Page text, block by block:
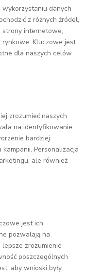
danych
z różnych źródeł,
strony internetowe,
rynkowe. Kluczowe jest
dla naszych celów
zrozumieć naszych
na identyfikowanie
bardziej
Personalizacja
ale również
jest ich
pozwalają na
zrozumienie
poszczególnych
aby wnioski były